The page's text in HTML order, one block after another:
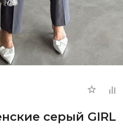
серый GIRL